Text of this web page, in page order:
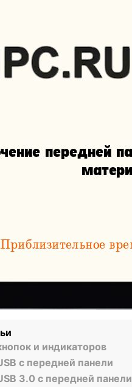
и индикаторов
с передней панели
3.0 с передней панели